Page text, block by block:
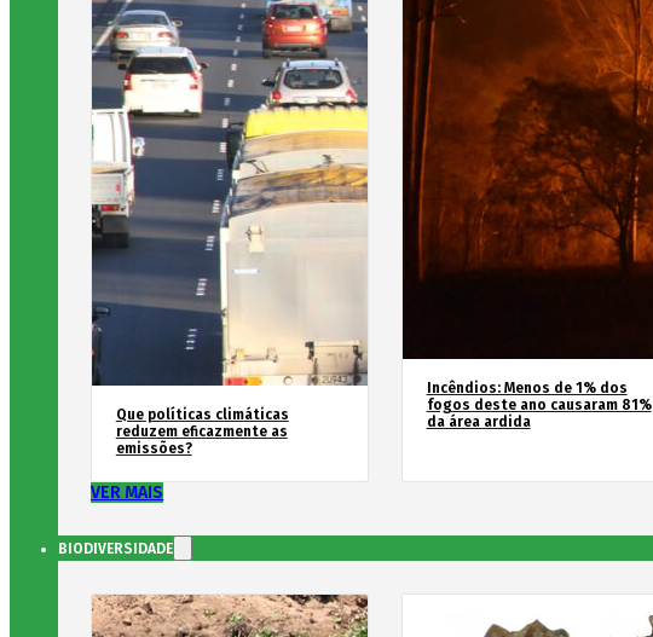
Que políticas climáticas
reduzem eficazmente as
emissões?
Incêndios: Menos de 1% dos
fogos deste ano causaram 81%
da área ardida
VER MAIS
BIODIVERSIDADE